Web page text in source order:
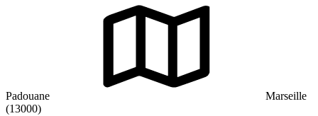
Padouane
Marseille
(13000)